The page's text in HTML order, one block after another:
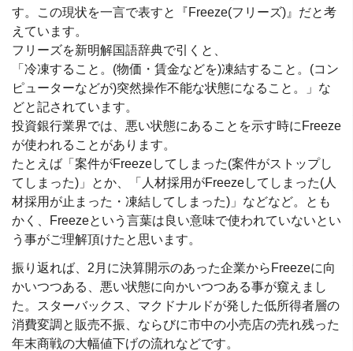
す。この現状を一言で表すと『Freeze(フリーズ)』だと考
えています。
フリーズを新明解国語辞典で引くと、
「冷凍すること。(物価・賃金などを)凍結すること。(コン
ピューターなどが)突然操作不能な状態になること。」な
どと記されています。
投資銀行業界では、悪い状態にあることを示す時にFreeze
が使われることがあります。
たとえば「案件がFreezeしてしまった(案件がストップし
てしまった)」とか、「人材採用がFreezeしてしまった(人
材採用が止まった・凍結してしまった)」などなど。とも
かく、Freezeという言葉は良い意味で使われていないとい
う事がご理解頂けたと思います。
振り返れば、2月に決算開示のあった企業からFreezeに向
かいつつある、悪い状態に向かいつつある事が窺えまし
た。スターバックス、マクドナルドが発した低所得者層の
消費変調と販売不振、ならびに市中の小売店の売れ残った
年末商戦の大幅値下げの流れなどです。